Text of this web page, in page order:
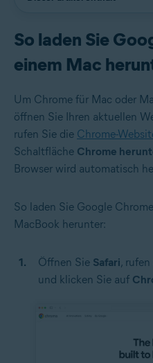
So laden Sie
einem Mac
Um Chrome für Mac oder
öffnen Sie Ihren aktuellen
rufen Sie die Chrome-
Schaltfläche Chrome
Browser wird automatisch
So laden Sie Google
MacBook herunter:
Öffnen Sie Safari,
und klicken Sie auf